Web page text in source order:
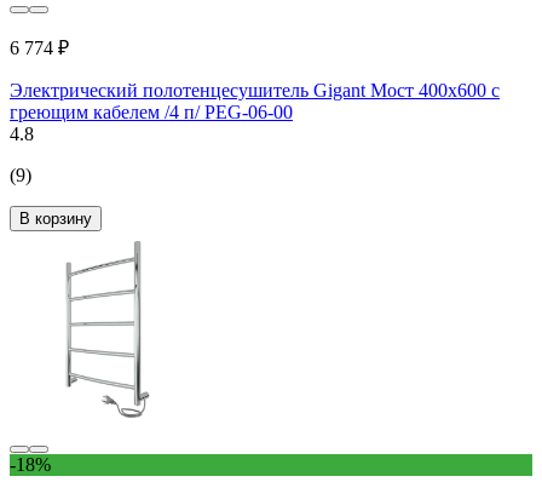
6 774 ₽
Электрический полотенцесушитель Gigant Мост 400x600 с
греющим кабелем /4 п/ PEG-06-00
4.8
(9)
В корзину
-18%